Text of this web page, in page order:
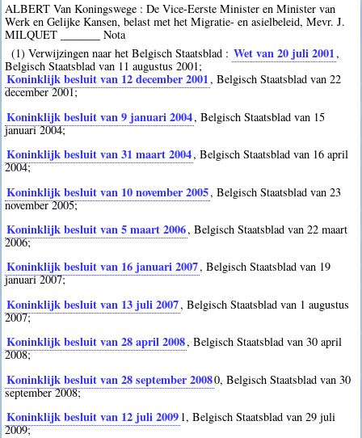
ALBERT Van Koningswege : De Vice-Eerste Minister en Minister van
Werk en Gelijke Kansen, belast met het Migratie- en asielbeleid, Mevr. J.
MILQUET _______ Nota
(1) Verwijzingen naar het Belgisch Staatsblad : Wet van 20 juli 2001,
Belgisch Staatsblad van 11 augustus 2001;
Koninklijk besluit van 12 december 2001, Belgisch Staatsblad van 22
december 2001;
Koninklijk besluit van 9 januari 2004, Belgisch Staatsblad van 15
januari 2004;
Koninklijk besluit van 31 maart 2004, Belgisch Staatsblad van 16 april
2004;
Koninklijk besluit van 10 november 2005, Belgisch Staatsblad van 23
november 2005;
Koninklijk besluit van 5 maart 2006, Belgisch Staatsblad van 22 maart
2006;
Koninklijk besluit van 16 januari 2007, Belgisch Staatsblad van 19
januari 2007;
Koninklijk besluit van 13 juli 2007, Belgisch Staatsblad van 1 augustus
2007;
Koninklijk besluit van 28 april 2008, Belgisch Staatsblad van 30 april
2008;
Koninklijk besluit van 28 september 20080, Belgisch Staatsblad van 30
september 2008;
Koninklijk besluit van 12 juli 2009 1, Belgisch Staatsblad van 29 juli
2009;